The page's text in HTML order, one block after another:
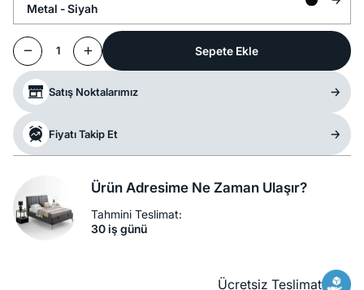
Metal -Siyah
1 Sepete Ekle
Satış Noktalarımız
Fiyatı Takip Et
Ürün Adresime Ne Zaman Ulaşır?
Tahmini Teslimat:
30 iş günü
Ücretsiz Teslimat